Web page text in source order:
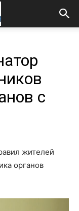
с
жителей
органов